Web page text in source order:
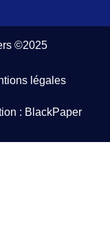
©2025
légales
: BlackPaper